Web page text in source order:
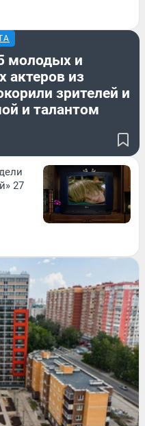
молодых и
актеров из
зрителей и
и талантом
27